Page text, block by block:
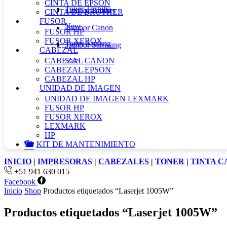
Toner Toshiba
New
Toner Samsng
Sale
Tambor Brother
Tambor Canon
Tambor Samsung
CINTA DE EPSON
CINTA DE BROTHER
FUSOR
FUSOR HP
FUSOR XEROX
CABEZAL
CABEZAL CANON
CABEZAL EPSON
CABEZAL HP
UNIDAD DE IMAGEN
UNIDAD DE IMAGEN LEXMARK
FUSOR HP
FUSOR XEROX
LEXMARK
HP
KIT DE MANTENIMIENTO
INICIO | IMPRESORAS | CABEZALES | TONER | TINTA
+51 941 630 015
Facebook
Inicio Shop Productos etiquetados “Laserjet 1005W”
Productos etiquetados “Laserjet 1005W”